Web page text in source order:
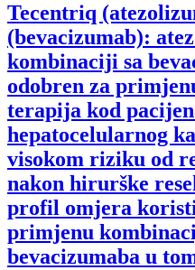
Tecentriq
(bevacizumab):
kombinaciji sa
odobren za
terapija kod
hepatocelularnog
visokom riziku od
nakon hirurške
profil omjera
primjenu
bevacizumaba u